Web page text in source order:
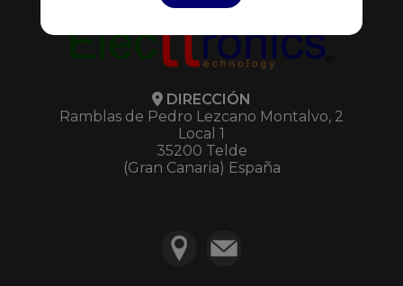
DIRECCIÓN
Ramblas de Pedro Lezcano Montalvo, 2
Local 1
35200 Telde
(Gran Canaria) España